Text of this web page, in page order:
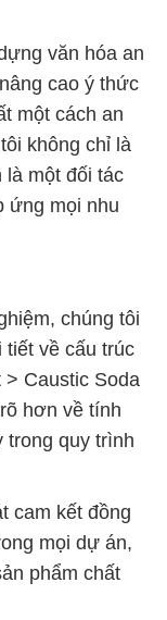
văn hóa an
cao ý thức
một cách an
không chỉ là
là một đối tác
ứng mọi nhu
chúng tôi
tiết về cấu trúc
Caustic Soda
hơn về tính
trong quy trình
cam kết đồng
mọi dự án,
phẩm chất